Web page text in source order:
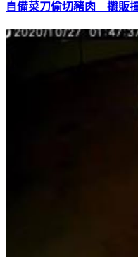
自備菜刀偷切豬肉 攤販